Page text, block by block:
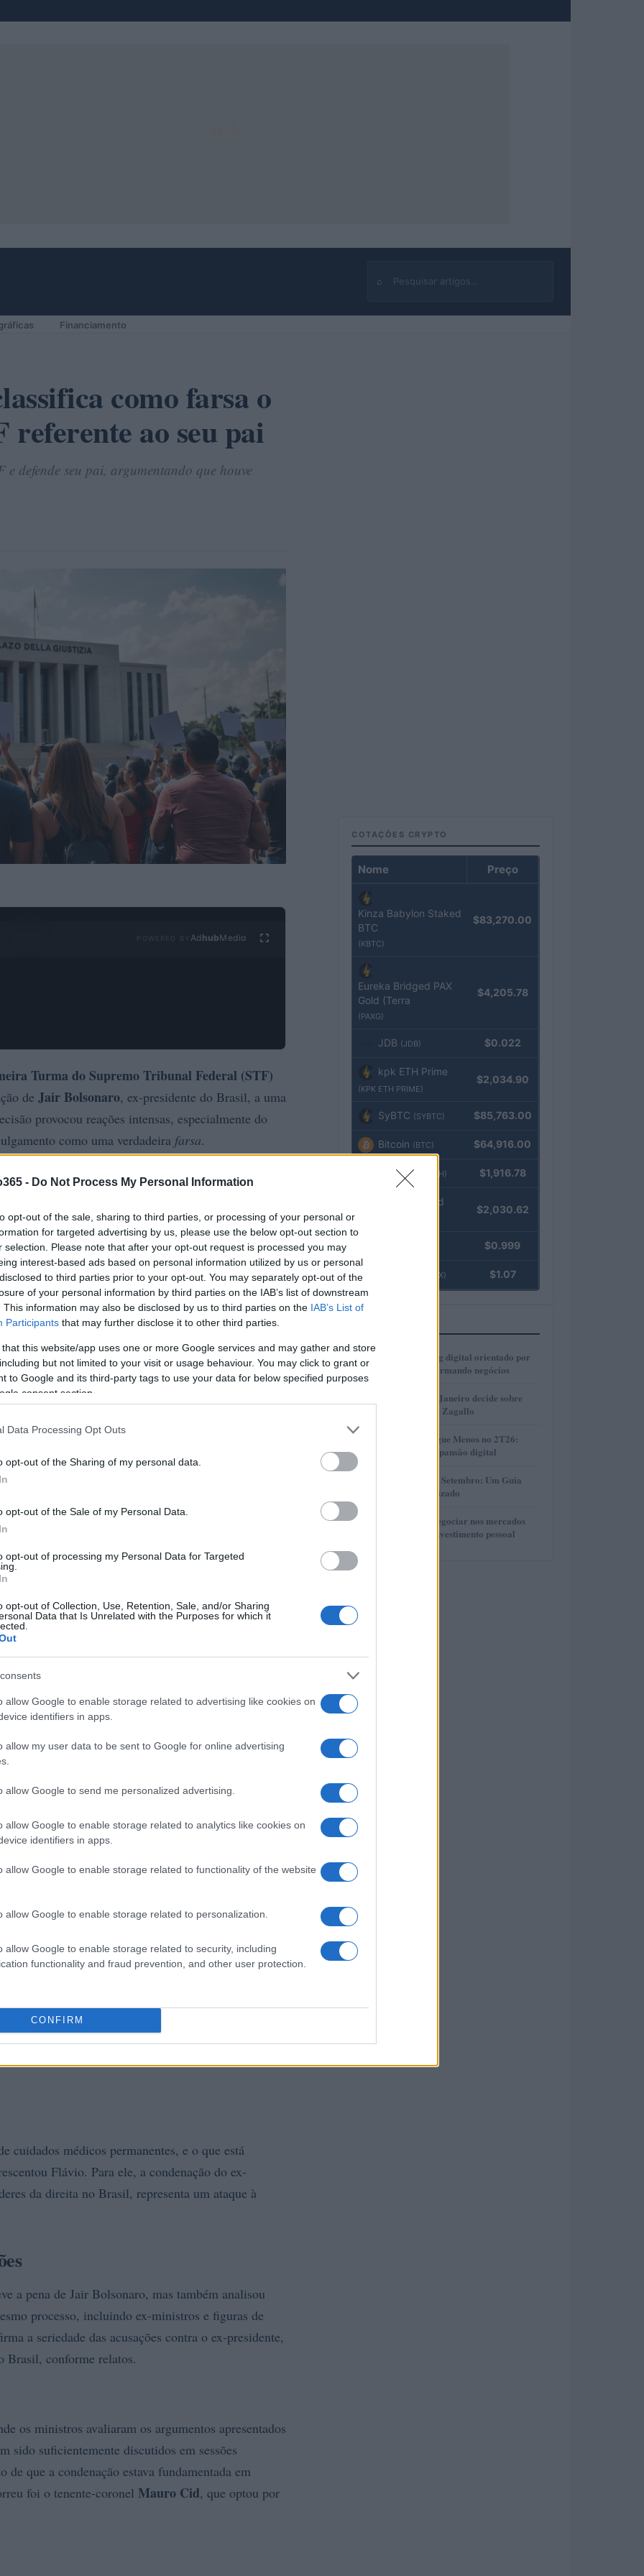
- Do Not Process My Personal Information
opt-out of the sale, sharing to third parties, or processing of your personal or
for targeted advertising by us, please use the below opt-out section to
selection. Please note that after your opt-out request is processed you may
interest-based ads based on personal information utilized by us or personal
to third parties prior to your opt-out. You may separately opt-out of the
of your personal information by third parties on the IAB’s list of downstream
This information may also be disclosed by us to third parties on the IAB’s List of
Participants that may further disclose it to other third parties.
that this website/app uses one or more Google services and may gather and store
but not limited to your visit or usage behaviour. You may click to grant or
to Google and its third-party tags to use your data for below specified purposes
consent section.
Data Processing Opt Outs
opt-out of the Sharing of my personal data.
opt-out of the Sale of my Personal Data.
opt-out of processing my Personal Data for Targeted
opt-out of Collection, Use, Retention, Sale, and/or Sharing
Data that Is Unrelated with the Purposes for which it
allow Google to enable storage related to advertising like cookies on
identifiers in apps.
allow my user data to be sent to Google for online advertising
allow Google to send me personalized advertising.
allow Google to enable storage related to analytics like cookies on
identifiers in apps.
allow Google to enable storage related to functionality of the website
allow Google to enable storage related to personalization.
allow Google to enable storage related to security, including
functionality and fraud prevention, and other user protection.
CONFIRM
⌕
Buscar
Financiamento
como farsa o
referente ao seu pai
defende seu pai, argumentando que houve
Ad hubMedia
Turma do Supremo Tribunal Federal (STF)
de Jair Bolsonaro, ex-presidente do Brasil, a uma
provocou reações intensas, especialmente do
como uma verdadeira farsa.
sua indignação, afirmando que o resultado já era
ele, isso não se baseava nas evidências
pelo julgamento. O senador considerou
não ficou surpreso com a decisão do STF. Ele
da pena, alegando que seu pai não cometeu
condenado sem ter feito absolutamente nada de
não existe um regime penal específico para ex-
ministroAlexandre de Moraes, a quem acusou de
tratamento da Suprema Corte seria bem diferente.
justificativa, podendo até levar a sérios
cuidados médicos permanentes, e o que está
Flávio. Para ele, a condenação do ex-
da direita no Brasil, representa um ataque à
a pena de Jair Bolsonaro, mas também analisou
processo, incluindo ex-ministros e figuras de
a seriedade das acusações contra o ex-presidente,
Brasil, conforme relatos.
os ministros avaliaram os argumentos apresentados
sido suficientemente discutidos em sessões
que a condenação estava fundamentada em
foi o tenente-coronel Mauro Cid, que optou por
COTAÇÕES CRYPTO
Nome Preço
Kinza Babylon Staked
BTC
(KBTC)
$83,270.00
Eureka Bridged PAX
Gold (Terra
(PAXG)
$4,205.78
JDB (JDB) $0.022
kpk ETH Prime
(KPK ETH PRIME)
$2,034.90
SyBTC (SYBTC) $85,763.00
Bitcoin (BTC) $64,916.00
Ethereum (ETH) $1,916.78
kpk ETH Yield
$2,030.62
$0.999
(USDEX) $1.07
1
Como o marketing digital orientado por
dados está transformando negócios
2
Justiça do Rio de Janeiro decide sobre
divisão de bens de Zagallo
3
Resultados da Pague Menos no 2T26:
lucro, receita e expansão digital
Taxas de CDB em Setembro: Um Guia
Completo e Atualizado
5
Descubra como negociar nos mercados
financeiros sem investimento pessoal